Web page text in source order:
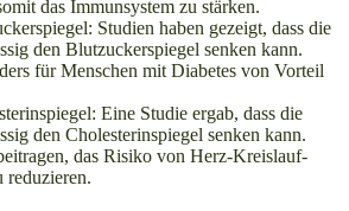
das Immunsystem zu stärken.
Studien haben gezeigt, dass die
den Blutzuckerspiegel senken kann.
für Menschen mit Diabetes von Vorteil
Eine Studie ergab, dass die
den Cholesterinspiegel senken kann.
das Risiko von Herz-Kreislauf-
reduzieren.